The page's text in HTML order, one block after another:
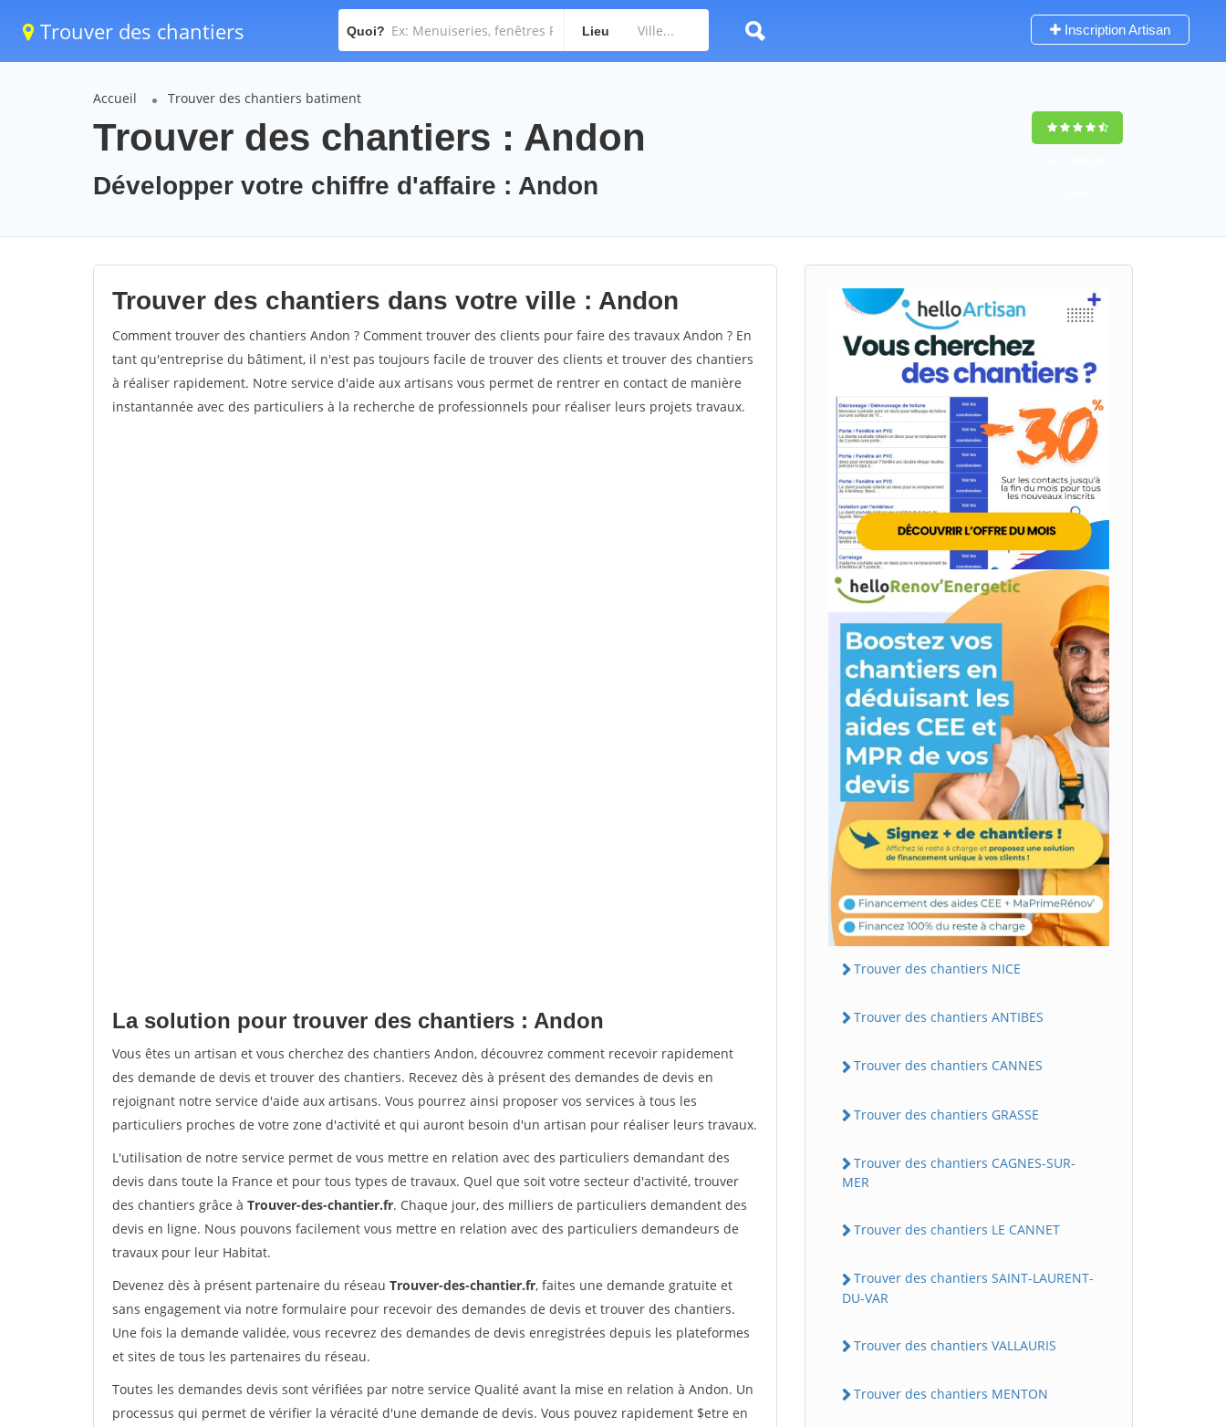
Trouver des chantiers Quoi? Lieu Inscription Artisan
Accueil Trouver des chantiers batiment
Trouver des chantiers : Andon
Développer votre chiffre d'affaire : Andon
Trouver des chantiers dans votre ville : Andon
Comment trouver des chantiers Andon ? Comment trouver des clients pour faire des travaux Andon ? En
tant qu'entreprise du bâtiment, il n'est pas toujours facile de trouver des clients et trouver des chantiers
à réaliser rapidement. Notre service d'aide aux artisans vous permet de rentrer en contact de manière
instantannée avec des particuliers à la recherche de professionnels pour réaliser leurs projets travaux.
La solution pour trouver des chantiers : Andon
Vous êtes un artisan et vous cherchez des chantiers Andon, découvrez comment recevoir rapidement
des demande de devis et trouver des chantiers. Recevez dès à présent des demandes de devis en
rejoignant notre service d'aide aux artisans. Vous pourrez ainsi proposer vos services à tous les
particuliers proches de votre zone d'activité et qui auront besoin d'un artisan pour réaliser leurs travaux.
L'utilisation de notre service permet de vous mettre en relation avec des particuliers demandant des
devis dans toute la France et pour tous types de travaux. Quel que soit votre secteur d'activité, trouver
des chantiers grâce à Trouver-des-chantier.fr. Chaque jour, des milliers de particuliers demandent des
devis en ligne. Nous pouvons facilement vous mettre en relation avec des particuliers demandeurs de
travaux pour leur Habitat.
Devenez dès à présent partenaire du réseau Trouver-des-chantier.fr, faites une demande gratuite et
sans engagement via notre formulaire pour recevoir des demandes de devis et trouver des chantiers.
Une fois la demande validée, vous recevrez des demandes de devis enregistrées depuis les plateformes
et sites de tous les partenaires du réseau.
Toutes les demandes devis sont vérifiées par notre service Qualité avant la mise en relation à Andon. Un
processus qui permet de vérifier la véracité d'une demande de devis. Vous pouvez rapidement $etre en
Trouver des chantiers NICE
Trouver des chantiers ANTIBES
Trouver des chantiers CANNES
Trouver des chantiers GRASSE
Trouver des chantiers CAGNES-SUR-
MER
Trouver des chantiers LE CANNET
Trouver des chantiers SAINT-LAURENT-
DU-VAR
Trouver des chantiers VALLAURIS
Trouver des chantiers MENTON